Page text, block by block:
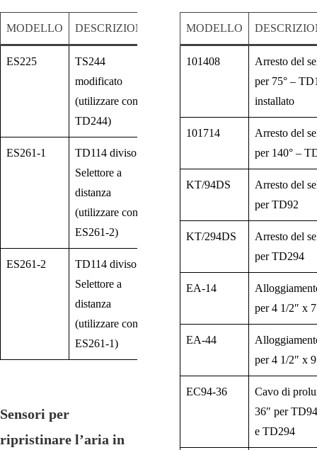
MODELLO DESCRIZIONE
ES225
TS244
modificato
(utilizzare con
TD244)
ES261-1
TD114 diviso –
Selettore a
distanza
(utilizzare con
ES261‑2)
ES261-2
TD114 diviso –
Selettore a
distanza
(utilizzare con
ES261‑1)
Sensori per
ripristinare l’aria in
MODELLO
101408
Arresto del
per 75° –
installato
101714
Arresto del
per 140° –
KT/94DS
Arresto del
per TD92
KT/294DS
Arresto del
per TD294
EA-14
per 4 1/2″ x
EA-44
per 4 1/2″ x
EC94-36
Cavo di
36″ per TD94
e TD294